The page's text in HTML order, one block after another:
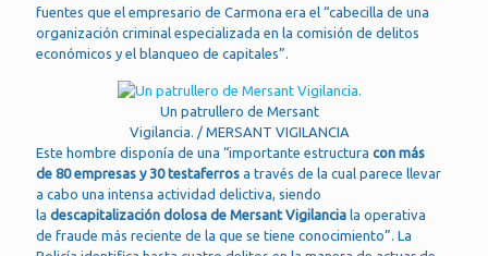
fuentes que el empresario de Carmona era el “cabecilla de una
organización criminal especializada en la comisión de delitos
económicos y el blanqueo de capitales”.
Un patrullero de Mersant
Vigilancia. / MERSANT VIGILANCIA
Este hombre disponía de una “importante estructura con más
de 80 empresas y 30 testaferros a través de la cual parece llevar
a cabo una intensa actividad delictiva, siendo
la descapitalización dolosa de Mersant Vigilancia la operativa
de fraude más reciente de la que se tiene conocimiento”. La